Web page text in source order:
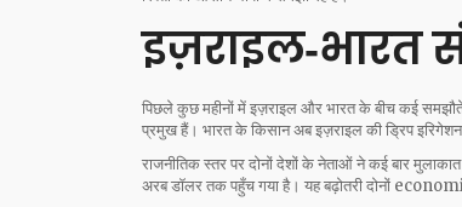
पिछले कुछ महीनों में इज़राइल और भारत के बीच कई समझौते
प्रमुख हैं। भारत के किसान अब इज़राइल की ड्रिप
राजनीतिक स्तर पर दोनों देशों के नेताओं ने कई बार
अरब डॉलर तक पहुँच गया है। यह बढ़ोतरी दोनों